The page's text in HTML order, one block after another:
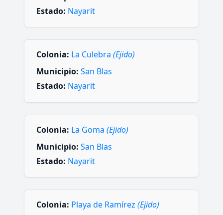
Estado: Nayarit
Colonia: La Culebra (Ejido)
Municipio: San Blas
Estado: Nayarit
Colonia: La Goma (Ejido)
Municipio: San Blas
Estado: Nayarit
Colonia: Playa de Ramírez (Ejido)